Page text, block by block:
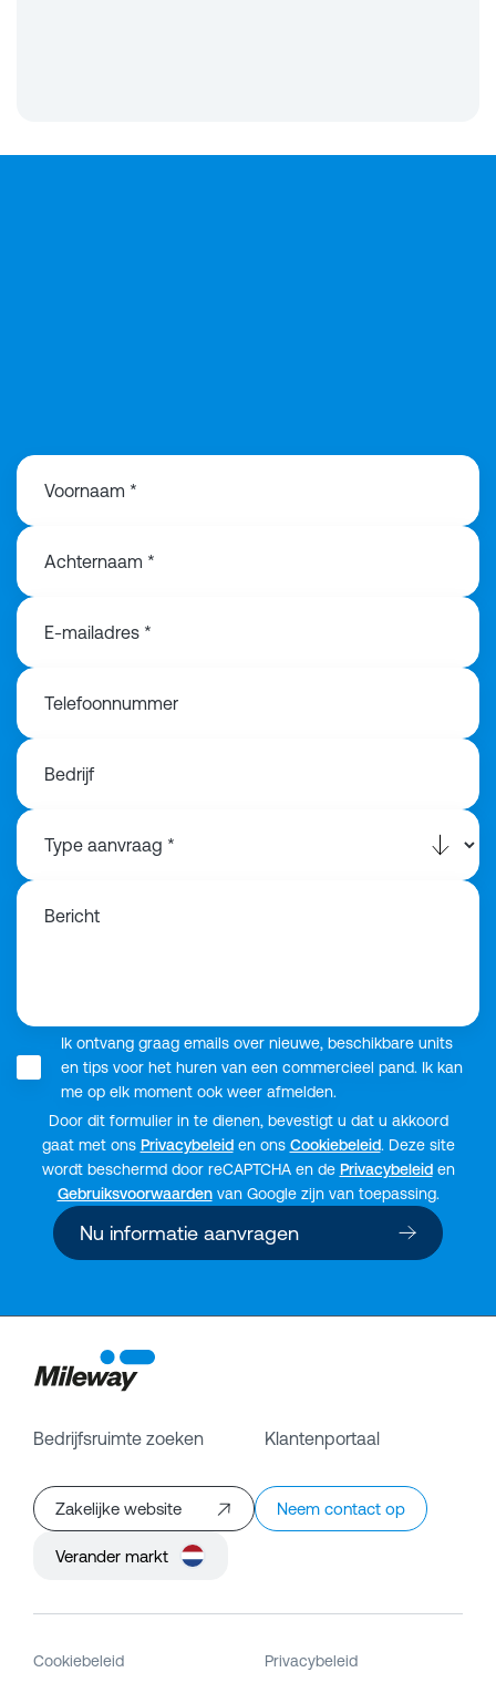
Voornaam *
Achternaam *
E-mailadres *
Telefoonnummer
Bedrijf
Bericht
Ik ontvang graag emails over nieuwe, beschikbare units
en tips voor het huren van een commercieel pand. Ik kan
me op elk moment ook weer afmelden.
Door dit formulier in te dienen, bevestigt u dat u akkoord
gaat met ons Privacybeleiden ons Cookiebeleid. Deze site
wordt beschermd door reCAPTCHA en de Privacybeleiden
Gebruiksvoorwaardenvan Google zijn van toepassing.
Nu informatie aanvragen
Bedrijfsruimte zoeken Klantenportaal
Zakelijke website Neem contact op
Verander markt
Cookiebeleid Privacybeleid